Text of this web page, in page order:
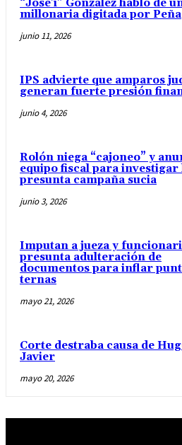
“José’i” González habló de
millonaria digitada por Peña
junio 11, 2026
IPS advierte que amparos
generan fuerte presión
junio 4, 2026
Rolón niega “cajoneo” y
equipo fiscal para investigar
presunta campaña sucia
junio 3, 2026
Imputan a jueza y
presunta adulteración de
documentos para inflar
ternas
mayo 21, 2026
Corte destraba causa de
Javier
mayo 20, 2026